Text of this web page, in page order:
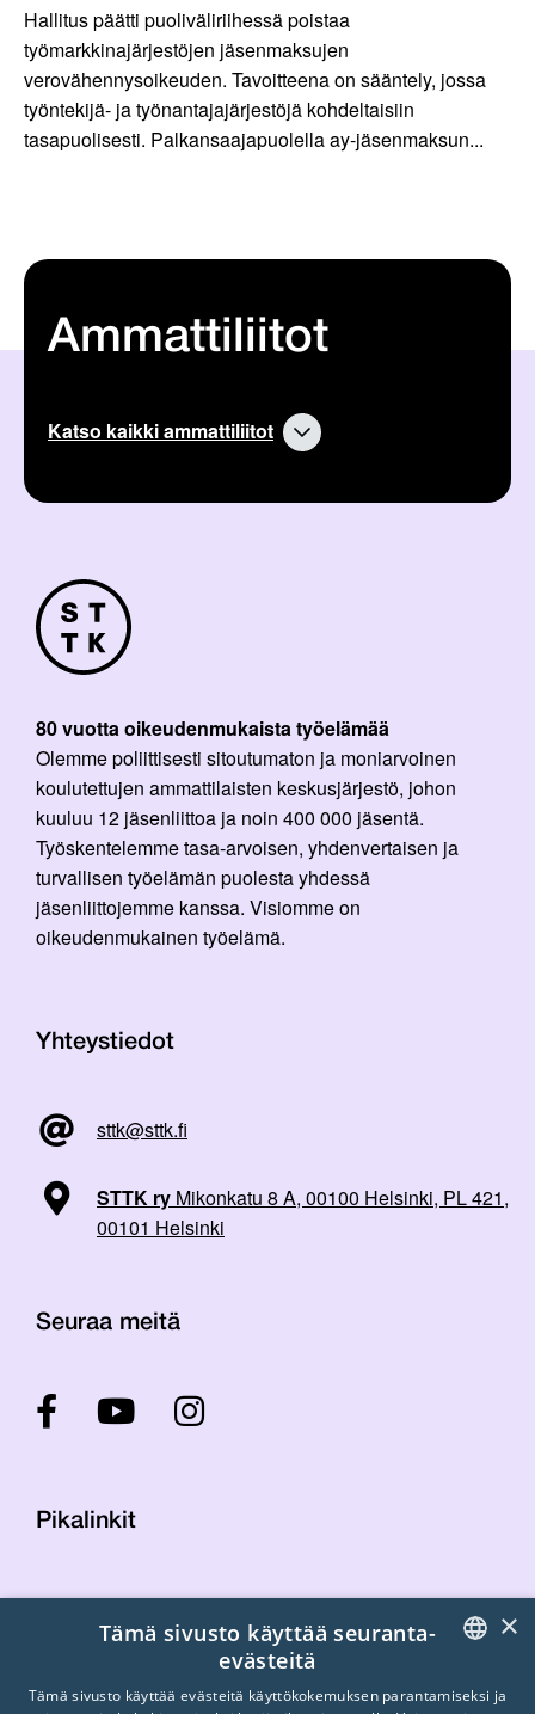
Hallitus päätti puoliväliriihessä poistaa
työmarkkinajärjestöjen jäsenmaksujen
verovähennysoikeuden. Tavoitteena on sääntely, jossa
työntekijä- ja työnantajajärjestöjä kohdeltaisiin
tasapuolisesti. Palkansaajapuolella ay-jäsenmaksun...
Ammattiliitot
Katso kaikki ammattiliitot
80 vuotta oikeudenmukaista työelämää
Olemme poliittisesti sitoutumaton ja moniarvoinen
koulutettujen ammattilaisten keskusjärjestö, johon
kuuluu 12 jäsenliittoa ja noin 400 000 jäsentä.
Työskentelemme tasa-arvoisen, yhdenvertaisen ja
turvallisen työelämän puolesta yhdessä
jäsenliittojemme kanssa. Visiomme on
oikeudenmukainen työelämä.
Yhteystiedot
sttk@sttk.fi
STTK ry Mikonkatu 8 A, 00100 Helsinki, PL 421,
00101 Helsinki
Seuraa meitä
Pikalinkit
Laskutustiedot
Tietosuojaseloste
FINNISH
×
Tämä sivusto käyttää seuranta-
evästeitä
Tämä sivusto käyttää evästeitä käyttökokemuksen parantamiseksi ja